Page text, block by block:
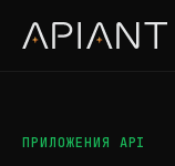
ПРИЛОЖЕНИЯ API